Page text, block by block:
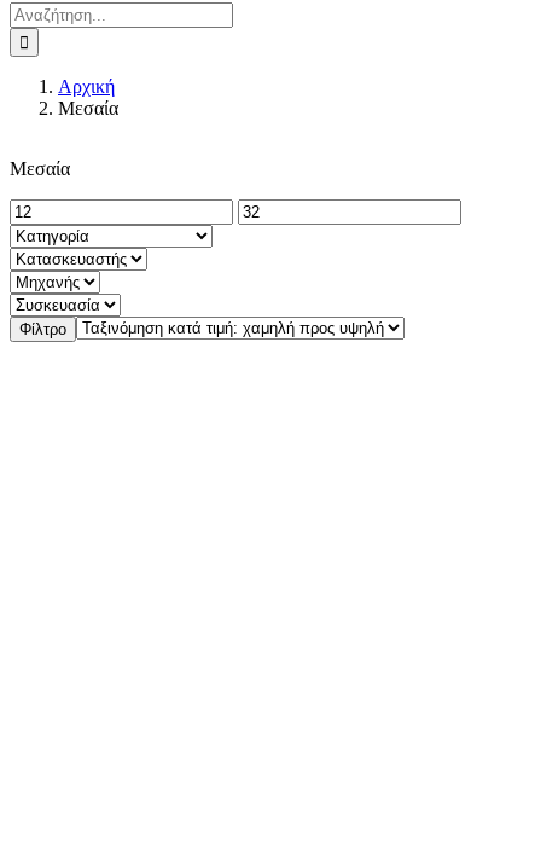
Αναζήτηση
για:
Αρχική
Μεσαία
Μεσαία
Φίλτρο